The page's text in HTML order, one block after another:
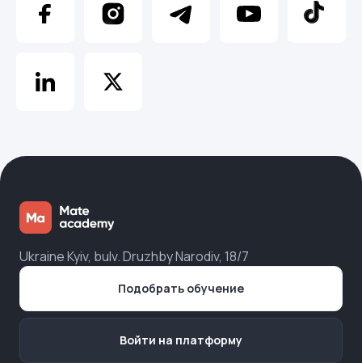
Ukraine Kyiv, bulv. Druzhby Narodiv, 18/7
Подобрать обучение
Войти на платформу